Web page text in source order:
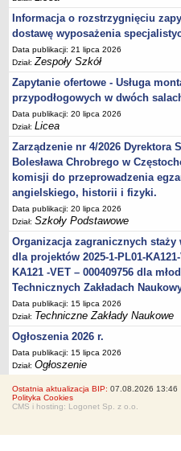
Informacja o rozstrzygnięciu
dostawę wyposażenia
Data publikacji: 21 lipca 2026
Dział:Zespoły Szkół
Zapytanie ofertowe - Usługa
przypodłogowych w dwóch
Data publikacji: 20 lipca 2026
Dział:Licea
Zarządzenie nr 4/2026 Dyrektora
Bolesława Chrobrego w
komisji do przeprowadzenia
angielskiego, historii i fizyki.
Data publikacji: 20 lipca 2026
Dział:Szkoły Podstawowe
Organizacja zagranicznych
dla projektów 2025-1-PL01-
KA121 -VET – 000409756 dla
Technicznych Zakładach
Data publikacji: 15 lipca 2026
Dział: Techniczne Zakłady Naukowe
Ogłoszenia 2026 r.
Data publikacji: 15 lipca 2026
Dział:Ogłoszenie
Ostatnia aktualizacja BIP: 07.08.2026 13:46
Polityka Cookies
CMS i hosting: Logonet Sp. z o.o.